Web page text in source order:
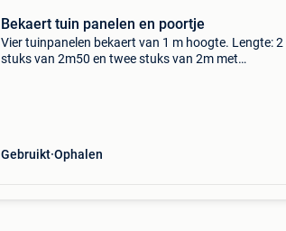
Bekaert tuin panelen en poortje
Vier tuinpanelen bekaert van 1 m hoogte. Lengte: 2
stuks van 2m50 en twee stuks van 2m met
Gebruikt Ophalen